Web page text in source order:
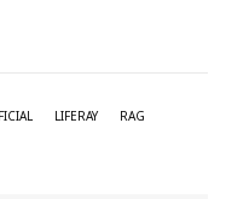
LIFERAY RAG